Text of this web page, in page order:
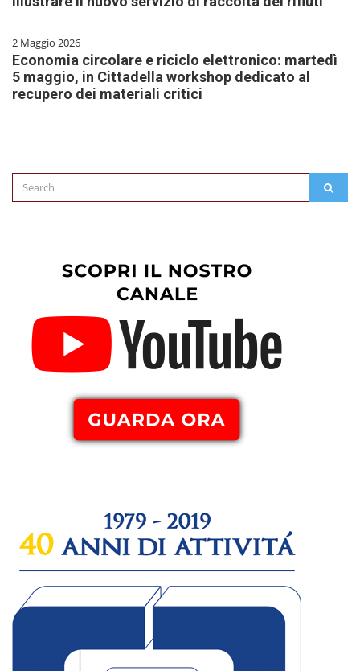
2 Maggio 2026
Economia circolare e riciclo elettronico: martedì
5 maggio, in Cittadella workshop dedicato al
recupero dei materiali critici
Search
for: